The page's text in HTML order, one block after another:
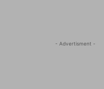
- Advertisment -